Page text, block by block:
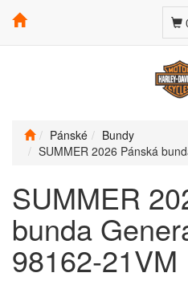
Pánské
Bundy
SUMMER 2026 Pánská
SUMMER
bunda
98162-21VM